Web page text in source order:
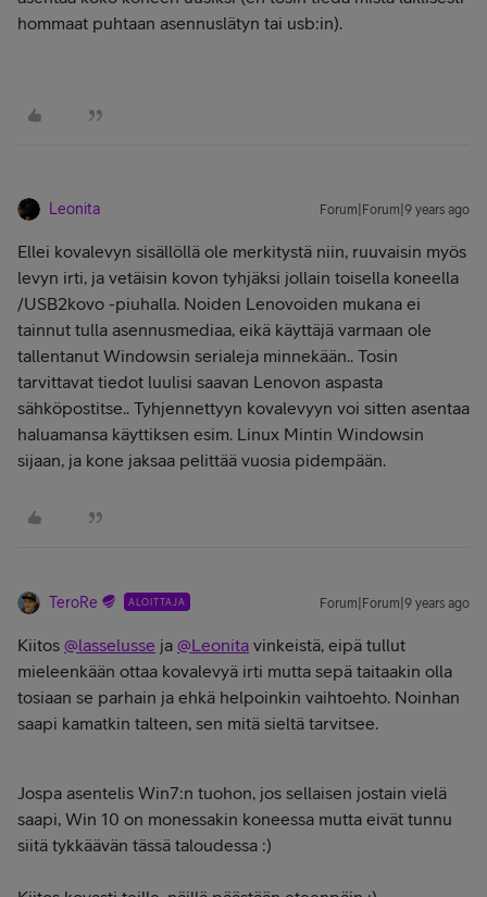
hommaat puhtaan asennuslätyn tai usb:in).
Leonita Forum|Forum|9 years ago
Ellei kovalevyn sisällöllä ole merkitystä niin, ruuvaisin myös
levyn irti, ja vetäisin kovon tyhjäksi jollain toisella koneella
/USB2kovo -piuhalla. Noiden Lenovoiden mukana ei
tainnut tulla asennusmediaa, eikä käyttäjä varmaan ole
tallentanut Windowsin serialeja minnekään.. Tosin
tarvittavat tiedot luulisi saavan Lenovon aspasta
sähköpostitse.. Tyhjennettyyn kovalevyyn voi sitten asentaa
haluamansa käyttiksen esim. Linux Mintin Windowsin
sijaan, ja kone jaksaa pelittää vuosia pidempään.
TeroRe ALOITTAJA Forum|Forum|9 years ago
Kiitos @lasselusse ja @Leonita vinkeistä, eipä tullut
mieleenkään ottaa kovalevyä irti mutta sepä taitaakin olla
tosiaan se parhain ja ehkä helpoinkin vaihtoehto. Noinhan
saapi kamatkin talteen, sen mitä sieltä tarvitsee.
Jospa asentelis Win7:n tuohon, jos sellaisen jostain vielä
saapi, Win 10 on monessakin koneessa mutta eivät tunnu
siitä tykkäävän tässä taloudessa :)